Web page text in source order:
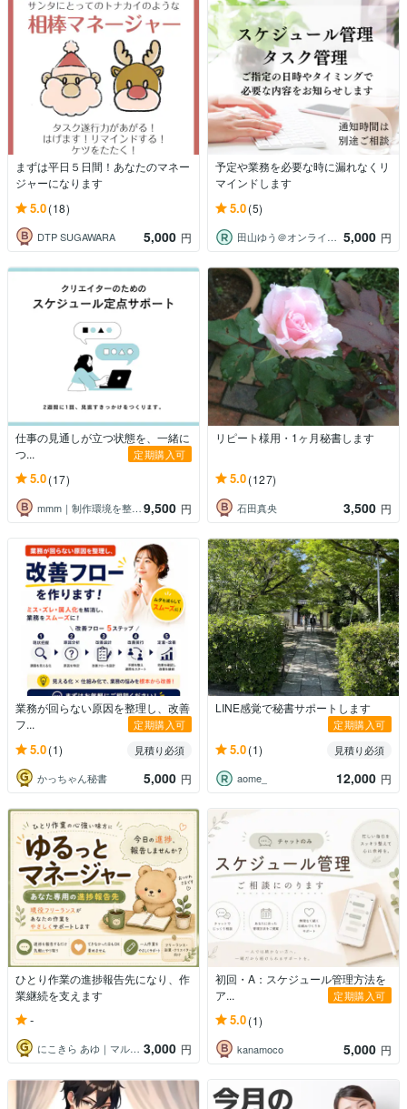
まずは平日５日間！あなたのマネー
ジャーになります
5.0(18)
DTP SUGAWARA 5,000 円
予定や業務を必要な時に漏れなくリ
マインドします
5.0(5)
田山ゆう＠オンライン秘書 5,000 円
仕事の見通しが立つ状態を、一緒に
つ...
定期購入可
5.0(17)
mmm｜制作環境を整える人 9,500 円
リピート様用・1ヶ月秘書します
5.0(127)
石田真央 3,500 円
業務が回らない原因を整理し、改善
フ...
定期購入可
5.0(1)
見積り必須
かっちゃん秘書
5,000 円
LINE感覚で秘書サポートします
定期購入可
5.0(1)
見積り必須
aome_
12,000 円
ひとり作業の進捗報告先になり、作
業継続を支えます
-
にこきら あゆ｜マルチクリエイター 3,000 円
初回・A：スケジュール管理方法を
ア...
定期購入可
5.0(1)
kanamoco 5,000 円